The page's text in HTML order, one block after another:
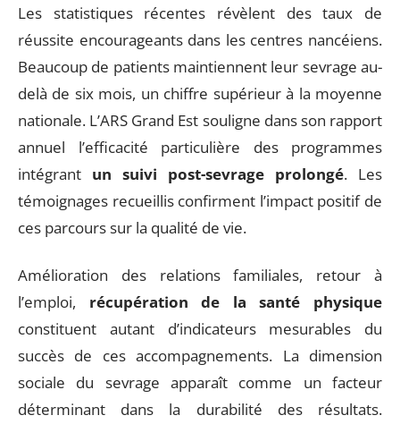
Les statistiques récentes révèlent des taux de
réussite encourageants dans les centres nancéiens.
Beaucoup de patients maintiennent leur sevrage au-
delà de six mois, un chiffre supérieur à la moyenne
nationale. L’ARS Grand Est souligne dans son rapport
annuel l’efficacité particulière des programmes
intégrant un suivi post-sevrage prolongé. Les
témoignages recueillis confirment l’impact positif de
ces parcours sur la qualité de vie.
Amélioration des relations familiales, retour à
l’emploi, récupération de la santé physique
constituent autant d’indicateurs mesurables du
succès de ces accompagnements. La dimension
sociale du sevrage apparaît comme un facteur
déterminant dans la durabilité des résultats.